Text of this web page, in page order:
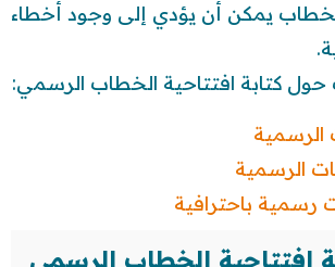
يمكن أن يؤدي إلى وجود أخطاء
حول كتابة افتتاحية الخطاب الرسمي:
الرسمية
الرسمية
رسمية باحترافية
افتتاحية الخطاب الرسمي